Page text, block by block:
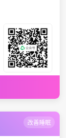
改善睡眠